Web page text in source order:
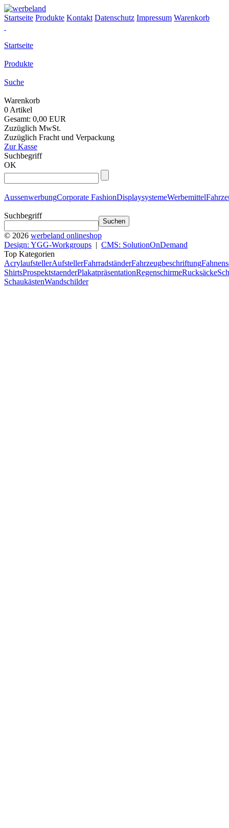
Startseite Produkte Kontakt Datenschutz Impressum Warenkorb
Startseite
Produkte
Suche
Warenkorb
0 Artikel
Gesamt: 0,00 EUR
Zuzüglich MwSt.
Zuzüglich Fracht und Verpackung
Zur Kasse
Suchbegriff
OK
AussenwerbungCorporate FashionDisplaysystemeWerbemittel
Suchbegriff
© 2026 werbeland onlineshop
Design: YGG-Workgroups | CMS: SolutionOnDemand
Top Kategorien
AcrylaufstellerAufstellerFahrradständerFahrzeugbeschriftung
ShirtsProspektstaenderPlakatpräsentationRegenschirmeRucksäcke
SchaukästenWandschilder